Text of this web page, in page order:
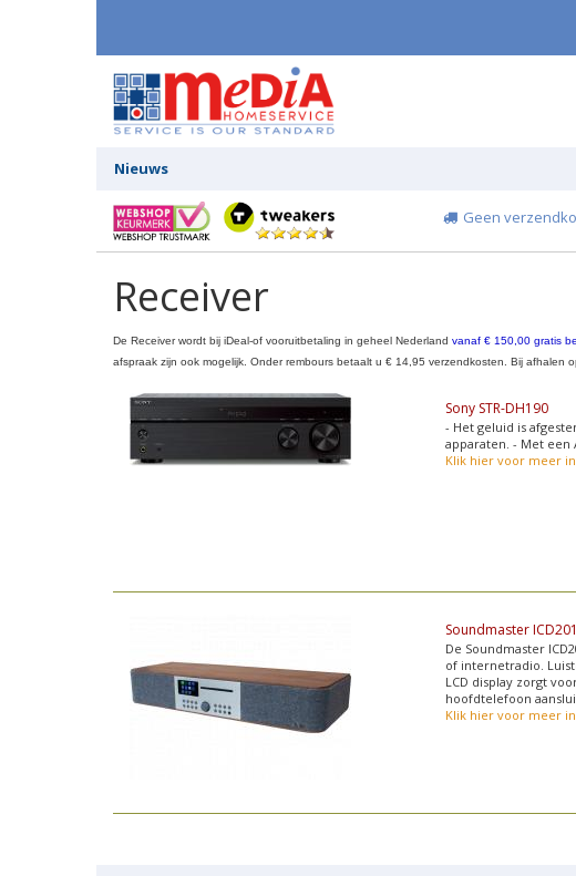
Nieuws
Geen
Receiver
De Receiver wordt bij iDeal-of vooruitbetaling in geheel Nederland vanaf € 150,00 gratis
afspraak zijn ook mogelijk. Onder rembours betaalt u € 14,95 verzendkosten. Bij afhalen
Sony STR-DH190
- Het geluid is
apparaten. - Met een
Klik hier voor meer
Soundmaster
De Soundmaster
of internetradio.
LCD display zorgt
hoofdtelefoon
Klik hier voor meer